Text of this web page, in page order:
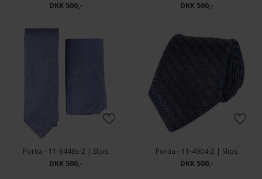
DKK 500,-
DKK 500,-
Portia - 11-6448s-2 | Slips
DKK 500,-
Portia - 11-4904-2 | Slips
DKK 500,-